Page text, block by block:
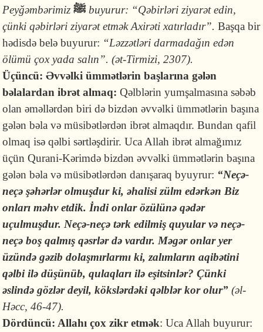
Peyğəmbərimiz
ﷺbuyurur: “Qəbirləri ziyarət edin,
çünki qəbirləri ziyarət etmək Axirəti xatırladır”. Başqa bir
hədisdə belə buyurur: “Ləzzətləri darmadağın edən
ölümü çox yada salın”. (ət-Tirmizi, 2307).
Üçüncü:Əvvəlki ümmətlərin başlarına gələn
bəlalardan ibrət almaq: Qəlblərin yumşalmasına səbəb
olan əməllərdən biri də bizdən əvvəlki ümmətlərin başına
gələn bəla və müsibətlərdən ibrət almaqdır. Bundan qafil
olmaq isə qəlbi sərtləşdirir. Uca Allah ibrət almağımız
üçün Qurani-Kərimdə bizdən əvvəlki ümmətlərin başına
gələn bəla və müsibətlərdən danışaraq byuyrur: “Neçə-
neçə şəhərlər olmuşdur ki, əhalisi zülm edərkən Biz
onları məhv etdik. İndi onlar özülünə qədər
uçulmuşdur. Neçə-neçə tərk edilmiş quyular və neçə-
neçə boş qalmış qəsrlər də vardır. Məgər onlar yer
üzündə gəzib dolaşmırlarmı ki, zalımların aqibətini
qəlbi ilə düşünüb, qulaqları ilə eşitsinlər? Çünki
əslində gözlər deyil, kökslərdəki qəlblər kor olur”(əl-
Həcc, 46-47).
Dördüncü: Allahı çox zikr etmək: Uca Allah buyurur: